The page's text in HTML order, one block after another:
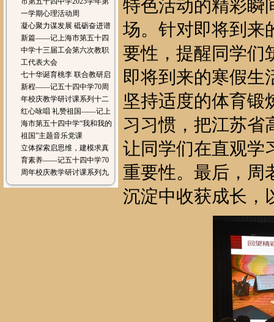
一学期心理活动周
凝心聚力谋发展 砥砺奋进谱
新篇——记上海市第五十四
中学十三届工会第六次教职
工代表大会
七十华诞育桃李 联合教研启
新程——记五十四中学70周
年校庆教学研讨课系列十二
红心咏唱 礼赞祖国——记上
海市第五十四中学“我和我的
祖国”主题音乐党课
立体探索启思维，建模求真
育素养——记五十四中学70
周年校庆教学研讨课系列九
特色活动的精彩瞬
场。针对即将到来
要性，提醒同学们
即将到来的寒假生
坚持适度的体育锻
习习惯，把江苏省
让同学们在直观学
重要性。最后，周
沉淀中收获成长，